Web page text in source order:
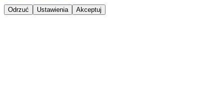
Odrzuć Ustawienia Akceptuj